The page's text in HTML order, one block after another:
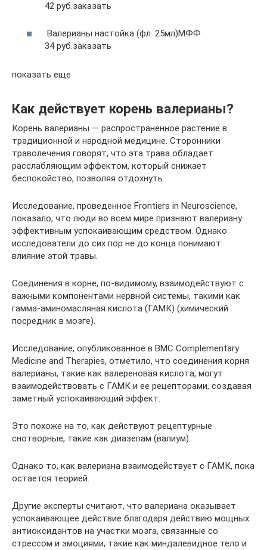
42 руб.заказать
Валерианы настойка (фл. 25мл)МФФ
34 руб.заказать
показать еще
Как действует корень валерианы?
Корень валерианы — распространенное растение в
традиционной и народной медицине. Сторонники
траволечения говорят, что эта трава обладает
расслабляющим эффектом, который снижает
беспокойство, позволяя отдохнуть.
Исследование, проведенное Frontiers in Neuroscience,
показало, что люди во всем мире признают валериану
эффективным успокаивающим средством. Однако
исследователи до сих пор не до конца понимают
влияние этой травы.
Соединения в корне, по-видимому, взаимодействуют с
важными компонентами нервной системы, такими как
гамма-аминомасляная кислота (ГАМК) (химический
посредник в мозге).
Исследование, опубликованное в BMC Complementary
Medicine and Therapies, отметило, что соединения корня
валерианы, такие как валереновая кислота, могут
взаимодействовать с ГАМК и ее рецепторами, создавая
заметный успокаивающий эффект.
Это похоже на то, как действуют рецептурные
снотворные, такие как диазепам (валиум).
Однако то, как валериана взаимодействует с ГАМК, пока
остается теорией.
Другие эксперты считают, что валериана оказывает
успокаивающее действие благодаря действию мощных
антиоксидантов на участки мозга, связанные со
стрессом и эмоциями, такие как миндалевидное тело и